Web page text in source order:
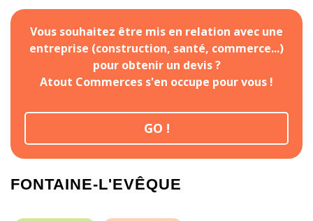
Vous souhaitez être mis en relation avec une
entreprise (construction, santé, commerce...)
pour obtenir un devis ?
Atout Commerces s'en occupe pour vous !
GO !
FONTAINE-L'EVÊQUE